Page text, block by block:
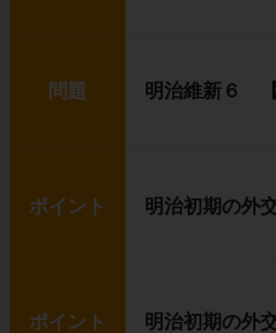
問題 明治維新６ 【
ポイント 明治初期の外
ポイント 明治初期の外